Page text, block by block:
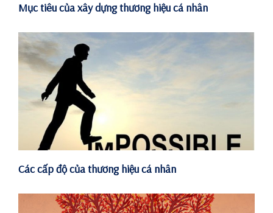
Mục tiêu của xây dựng thương hiệu cá nhân
Các cấp độ của thương hiệu cá nhân